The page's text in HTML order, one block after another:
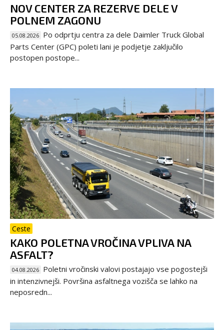
NOV CENTER ZA REZERVE DELE V
POLNEM ZAGONU
05.08.2026 Po odprtju centra za dele Daimler Truck Global
Parts Center (GPC) poleti lani je podjetje zaključilo
postopen postope...
Ceste
KAKO POLETNA VROČINA VPLIVA NA
ASFALT?
04.08.2026 Poletni vročinski valovi postajajo vse pogostejši
in intenzivnejši. Površina asfaltnega vozišča se lahko na
neposredn...